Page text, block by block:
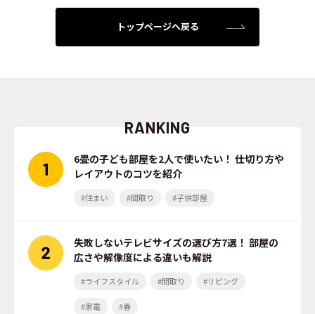
トップページへ戻る
RANKING
6畳の子ども部屋を2人で使いたい！ 仕切り方や
レイアウトのコツを紹介
#住まい #間取り #子供部屋
失敗しないテレビサイズの選び方7選！ 部屋の
広さや解像度による違いも解説
#ライフスタイル #間取り #リビング
#家電 #春